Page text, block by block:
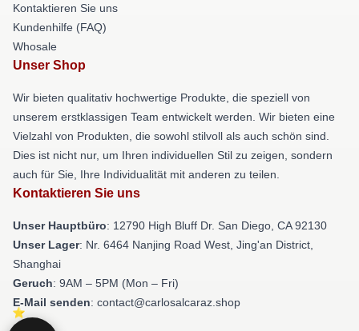
Kontaktieren Sie uns
Kundenhilfe (FAQ)
Whosale
Unser Shop
Wir bieten qualitativ hochwertige Produkte, die speziell von
unserem erstklassigen Team entwickelt werden. Wir bieten eine
Vielzahl von Produkten, die sowohl stilvoll als auch schön sind.
Dies ist nicht nur, um Ihren individuellen Stil zu zeigen, sondern
auch für Sie, Ihre Individualität mit anderen zu teilen.
Kontaktieren Sie uns
Unser Hauptbüro: 12790 High Bluff Dr. San Diego, CA 92130
Unser Lager: Nr. 6464 Nanjing Road West, Jing'an District,
Shanghai
Geruch: 9AM – 5PM (Mon – Fri)
E-Mail senden: contact@carlosalcaraz.shop